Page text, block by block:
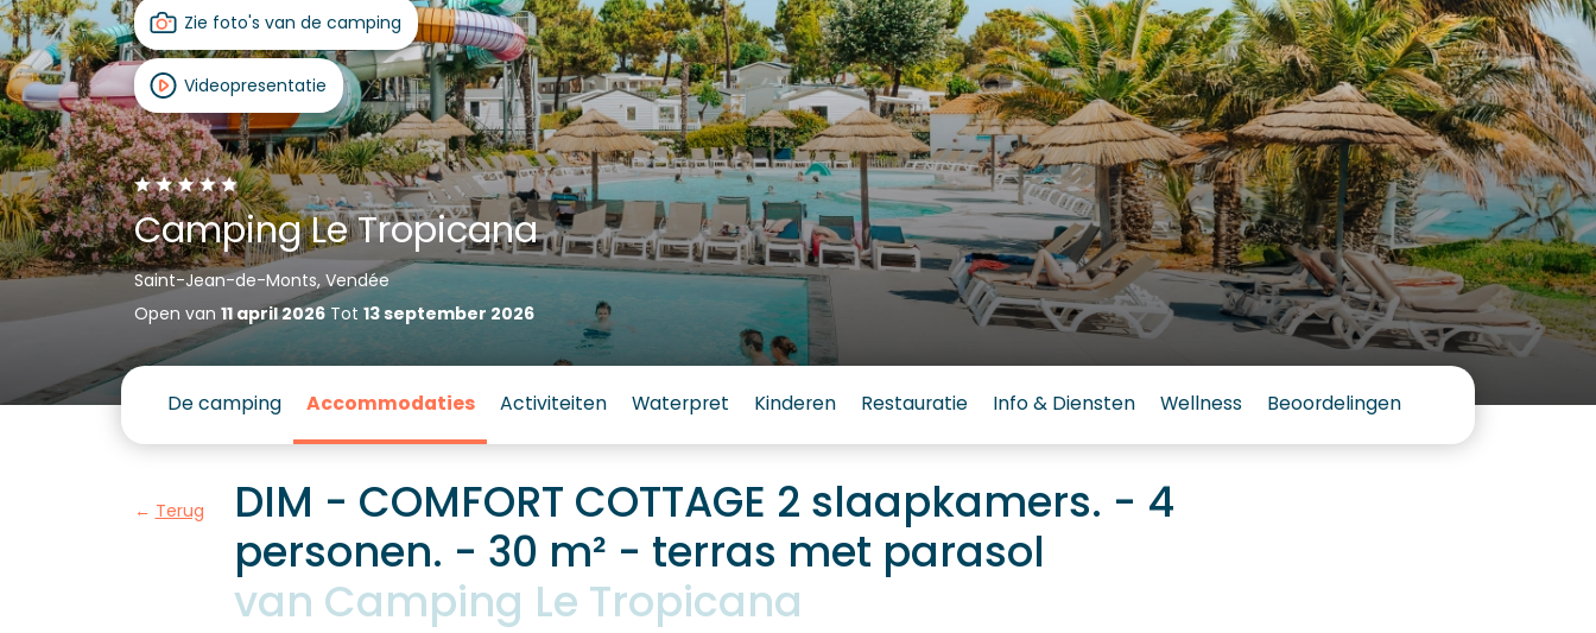
Zie foto's van de camping
Videopresentatie
Camping Le Tropicana
Saint-Jean-de-Monts, Vendée
Open van 11 april 2026Tot 13 september 2026
De camping Accommodaties Activiteiten Waterpret Kinderen Restauratie Info & Diensten Wellness Beoordelingen
Terug
DIM - COMFORT COTTAGE 2 slaapkamers. - 4
personen. - 30 m² - terras met parasol
van Camping Le Tropicana